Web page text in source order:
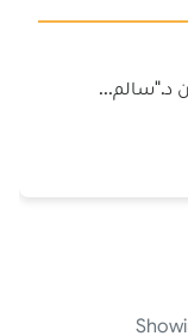
د."سالم...